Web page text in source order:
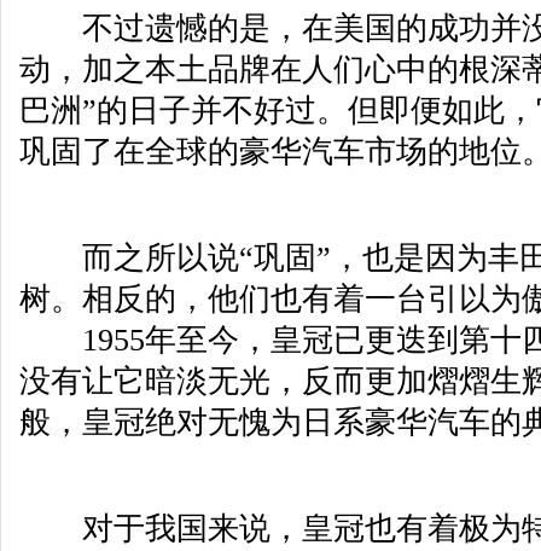
不过遗憾的是，在美国的成功并
动，加之本土品牌在人们心中的根深
巴洲”的日子并不好过。但即便如此
巩固了在全球的豪华汽车市场的地位
而之所以说“巩固”，也是因为丰
树。相反的，他们也有着一台引以为
1955年至今，皇冠已更迭到第十
没有让它暗淡无光，反而更加熠熠生
般，皇冠绝对无愧为日系豪华汽车的
对于我国来说，皇冠也有着极为